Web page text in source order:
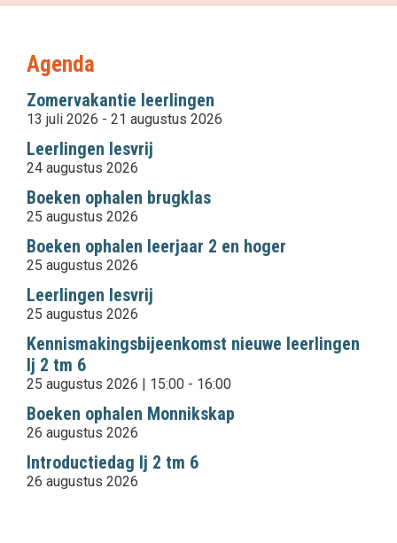
Agenda
Zomervakantie leerlingen
13 juli 2026 - 21 augustus 2026
Leerlingen lesvrij
24 augustus 2026
Boeken ophalen brugklas
25 augustus 2026
Boeken ophalen leerjaar 2 en hoger
25 augustus 2026
Leerlingen lesvrij
25 augustus 2026
Kennismakingsbijeenkomst nieuwe leerlingen
lj 2 tm 6
25 augustus 2026 | 15:00 - 16:00
Boeken ophalen Monnikskap
26 augustus 2026
Introductiedag lj 2 tm 6
26 augustus 2026